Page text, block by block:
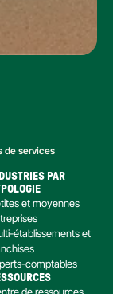
de services
PAR
et moyennes
établissements et
comptables